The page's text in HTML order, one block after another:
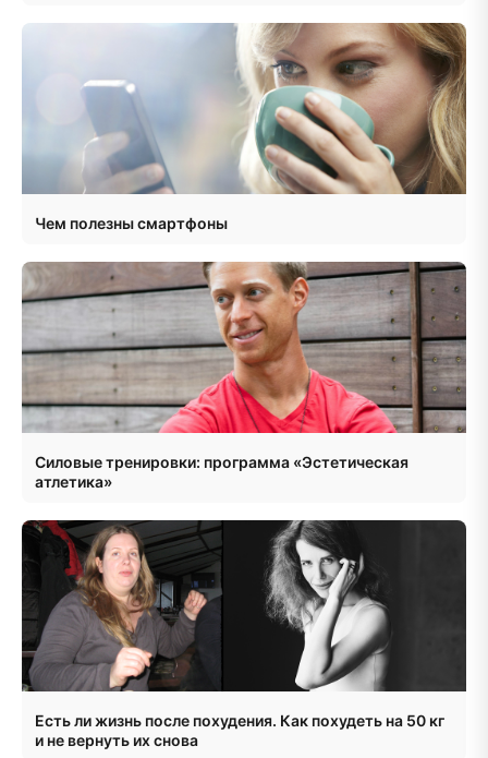
Чем полезны смартфоны
Силовые тренировки: программа «Эстетическая
атлетика»
Есть ли жизнь после похудения. Как похудеть на 50 кг
и не вернуть их снова